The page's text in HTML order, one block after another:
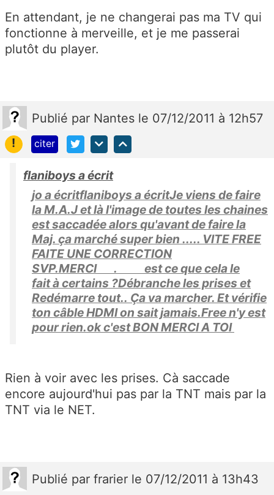
En attendant, je ne changerai pas ma TV qui
fonctionne à merveille, et je me passerai
plutôt du player.
Publié par Nantes le 07/12/2011 à 12h57
!
citer
flaniboys a écrit
jo a écritflaniboys a écritJe viens de faire
la M.A.J et là l'image de toutes les chaines
est saccadée alors qu'avant de faire la
Maj. ça marché super bien ..... VITE FREE
FAITE UNE CORRECTION
SVP.MERCI . est ce que cela le
fait à certains ?Débranche les prises et
Redémarre tout.. Ça va marcher. Et vérifie
ton câble HDMI on sait jamais.Free n'y est
pour rien.ok c'est BON MERCI A TOI
Rien à voir avec les prises. Cà saccade
encore aujourd'hui pas par la TNT mais par la
TNT via le NET.
Publié par frarier le 07/12/2011 à 13h43